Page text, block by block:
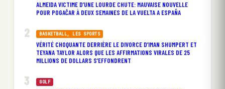
ALMEIDA VICTIME D’UNE LOURDE CHUTE: MAUVAISE NOUVELLE
POUR POGAČAR À DEUX SEMAINES DE LA VUELTA A ESPAÑA
BASKETBALL, LES SPORTS
VÉRITÉ CHOQUANTE DERRIÈRE LE DIVORCE D’IMAN SHUMPERT ET
TEYANA TAYLOR ALORS QUE LES AFFIRMATIONS VIRALES DE 25
MILLIONS DE DOLLARS S’EFFONDRENT
GOLF